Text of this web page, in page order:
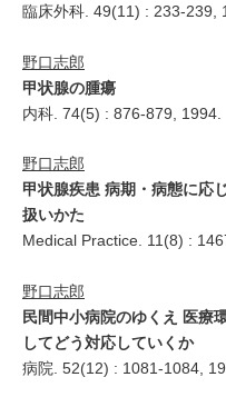
臨床外科. 49(11) : 233-239,
野口志郎
甲状腺の腫瘍
内科. 74(5) : 876-879, 1994.
野口志郎
甲状腺疾患 病期・病態に応
扱いかた
Medical Practice. 11(8) :
野口志郎
民間中小病院のゆくえ 医療
してどう対応していくか
病院. 52(12) : 1081-1084,